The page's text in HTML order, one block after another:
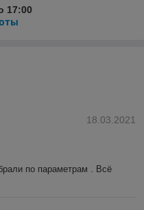
17:00
18.03.2021
по параметрам . Всё